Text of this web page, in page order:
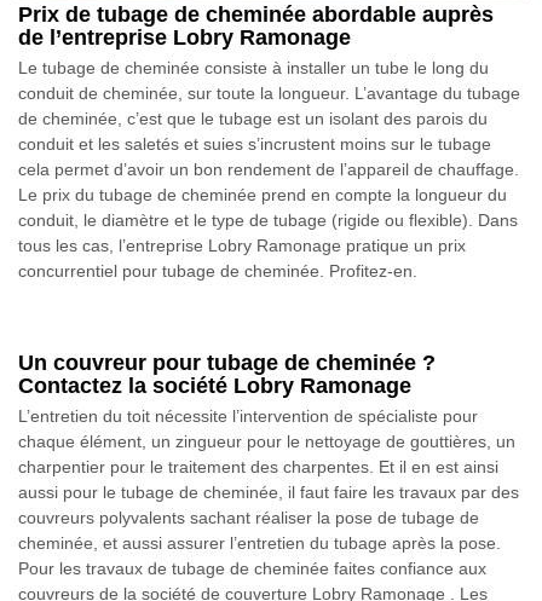
Prix de tubage de cheminée abordable auprès
de l’entreprise Lobry Ramonage
Le tubage de cheminée consiste à installer un tube le long du
conduit de cheminée, sur toute la longueur. L’avantage du tubage
de cheminée, c’est que le tubage est un isolant des parois du
conduit et les saletés et suies s’incrustent moins sur le tubage
cela permet d’avoir un bon rendement de l’appareil de chauffage.
Le prix du tubage de cheminée prend en compte la longueur du
conduit, le diamètre et le type de tubage (rigide ou flexible). Dans
tous les cas, l’entreprise Lobry Ramonage pratique un prix
concurrentiel pour tubage de cheminée. Profitez-en.
Un couvreur pour tubage de cheminée ?
Contactez la société Lobry Ramonage
L’entretien du toit nécessite l’intervention de spécialiste pour
chaque élément, un zingueur pour le nettoyage de gouttières, un
charpentier pour le traitement des charpentes. Et il en est ainsi
aussi pour le tubage de cheminée, il faut faire les travaux par des
couvreurs polyvalents sachant réaliser la pose de tubage de
cheminée, et aussi assurer l’entretien du tubage après la pose.
Pour les travaux de tubage de cheminée faites confiance aux
couvreurs de la société de couverture Lobry Ramonage . Les